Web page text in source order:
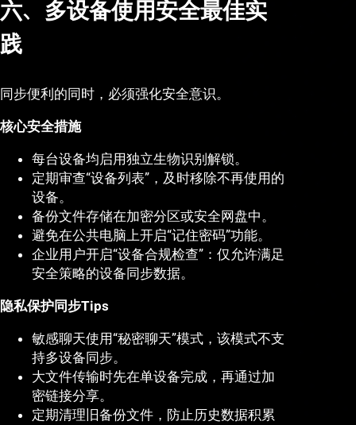
六、多设备使用安全最佳实
践
同步便利的同时，必须强化安全意识。
核心安全措施
每台设备均启用独立生物识别解锁。
定期审查“设备列表”，及时移除不再使用的
设备。
备份文件存储在加密分区或安全网盘中。
避免在公共电脑上开启“记住密码”功能。
企业用户开启“设备合规检查”：仅允许满足
安全策略的设备同步数据。
隐私保护同步Tips
敏感聊天使用“秘密聊天”模式，该模式不支
持多设备同步。
大文件传输时先在单设备完成，再通过加
密链接分享。
定期清理旧备份文件，防止历史数据积累